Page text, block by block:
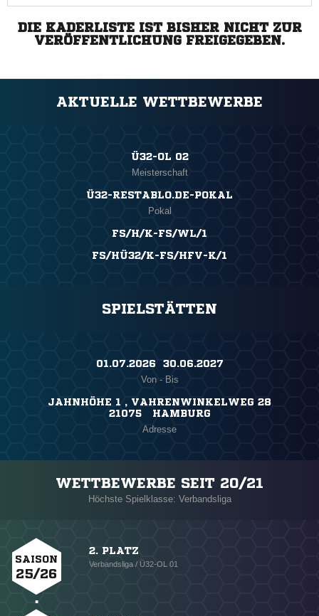
DIE KADERLISTE IST BISHER NICHT ZUR
VERÖFFENTLICHUNG FREIGEGEBEN.
AKTUELLE WETTBEWERBE
Ü32-OL 02
Meisterschaft
Ü32-RESTABLO.DE-POKAL
Pokal
FS/H/K-FS/WL/1
FS/HÜ32/K-FS/HFV-K/1
SPIELSTÄTTEN
01.07.2026 ​ 30.06.2027
Von - Bis
JAHNHÖHE 1 , VAHRENWINKELWEG 28
21075 HAMBURG
Adresse
WETTBEWERBE SEIT 20/21
Höchste Spielklasse: Verbandsliga
SAISON
25/26
2. PLATZ
Verbandsliga / Ü32-OL 01